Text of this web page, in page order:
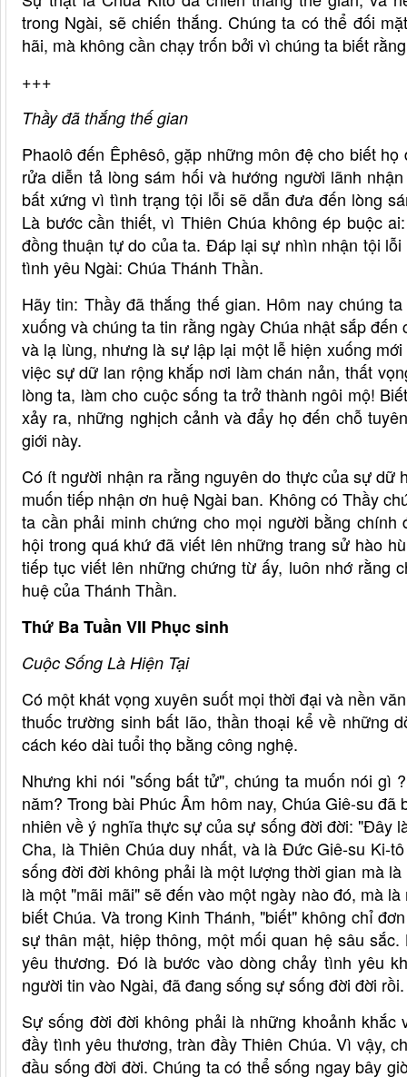
trong Ngài, sẽ chiến thắng. Chúng ta có thể đối
hãi, mà không cần chạy trốn bởi vì chúng ta biết
+++
Thầy đã thắng thế gian
Phaolô đến Êphêsô, gặp những môn đệ cho biết
rửa diễn tả lòng sám hối và hướng người lãnh
bất xứng vì tình trạng tội lỗi sẽ dẫn đưa đến lòng
Là bước cần thiết, vì Thiên Chúa không ép buộc
đồng thuận tự do của ta. Đáp lại sự nhìn nhận tội
tình yêu Ngài: Chúa Thánh Thần.
Hãy tin: Thầy đã thắng thế gian. Hôm nay chúng
xuống và chúng ta tin rằng ngày Chúa nhật sắp
và lạ lùng, nhưng là sự lập lại một lễ hiện xuống
việc sự dữ lan rộng khắp nơi làm chán nản, thất
lòng ta, làm cho cuộc sống ta trở thành ngôi mộ!
xảy ra, những nghịch cảnh và đẩy họ đến chỗ
giới này.
Có ít người nhận ra rằng nguyên do thực của sự dữ
muốn tiếp nhận ơn huệ Ngài ban. Không có Thầy
ta cần phải minh chứng cho mọi người bằng
hội trong quá khứ đã viết lên những trang sử hào
tiếp tục viết lên những chứng từ ấy, luôn nhớ rằng
huệ của Thánh Thần.
Thứ Ba Tuần VII Phục sinh
Cuộc Sống Là Hiện Tại
Có một khát vọng xuyên suốt mọi thời đại và nền
thuốc trường sinh bất lão, thần thoại kể về những
cách kéo dài tuổi thọ bằng công nghệ.
Nhưng khi nói "sống bất tử", chúng ta muốn nói gì
năm? Trong bài Phúc Âm hôm nay, Chúa Giê-su
nhiên về ý nghĩa thực sự của sự sống đời đời: "Đây
Cha, là Thiên Chúa duy nhất, và là Đức Giê-su Ki-
sống đời đời không phải là một lượng thời gian mà
là một "mãi mãi" sẽ đến vào một ngày nào đó, mà
biết Chúa. Và trong Kinh Thánh, "biết" không chỉ
sự thân mật, hiệp thông, một mối quan hệ sâu
yêu thương. Đó là bước vào dòng chảy tình yêu
người tin vào Ngài, đã đang sống sự sống đời đời rồi.
Sự sống đời đời không phải là những khoảnh
đầy tình yêu thương, tràn đầy Thiên Chúa. Vì vậy,
đầu sống đời đời. Chúng ta có thể sống ngay bây